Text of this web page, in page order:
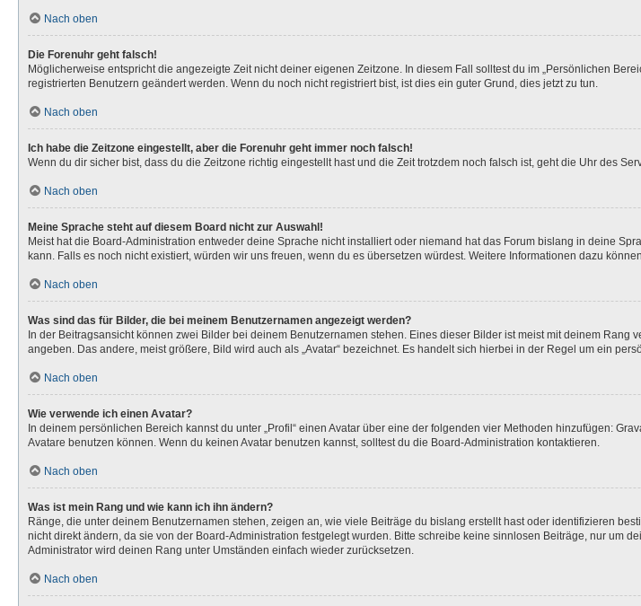
Nach oben
Die Forenuhr geht falsch!
Möglicherweise entspricht die angezeigte Zeit nicht deiner eigenen Zeitzone. In diesem Fall solltest du im „Persönlichen
registrierten Benutzern geändert werden. Wenn du noch nicht registriert bist, ist dies ein guter Grund, dies jetzt zu tun.
Nach oben
Ich habe die Zeitzone eingestellt, aber die Forenuhr geht immer noch falsch!
Wenn du dir sicher bist, dass du die Zeitzone richtig eingestellt hast und die Zeit trotzdem noch falsch ist, geht die Uhr des
Nach oben
Meine Sprache steht auf diesem Board nicht zur Auswahl!
Meist hat die Board-Administration entweder deine Sprache nicht installiert oder niemand hat das Forum bislang in deine
kann. Falls es noch nicht existiert, würden wir uns freuen, wenn du es übersetzen würdest. Weitere Informationen dazu
Nach oben
Was sind das für Bilder, die bei meinem Benutzernamen angezeigt werden?
In der Beitragsansicht können zwei Bilder bei deinem Benutzernamen stehen. Eines dieser Bilder ist meist mit deinem
angeben. Das andere, meist größere, Bild wird auch als „Avatar“ bezeichnet. Es handelt sich hierbei in der Regel um ein
Nach oben
Wie verwende ich einen Avatar?
In deinem persönlichen Bereich kannst du unter „Profil“ einen Avatar über eine der folgenden vier Methoden hinzufügen:
Avatare benutzen können. Wenn du keinen Avatar benutzen kannst, solltest du die Board-Administration kontaktieren.
Nach oben
Was ist mein Rang und wie kann ich ihn ändern?
Ränge, die unter deinem Benutzernamen stehen, zeigen an, wie viele Beiträge du bislang erstellt hast oder identifizieren
nicht direkt ändern, da sie von der Board-Administration festgelegt wurden. Bitte schreibe keine sinnlosen Beiträge, nur
Administrator wird deinen Rang unter Umständen einfach wieder zurücksetzen.
Nach oben